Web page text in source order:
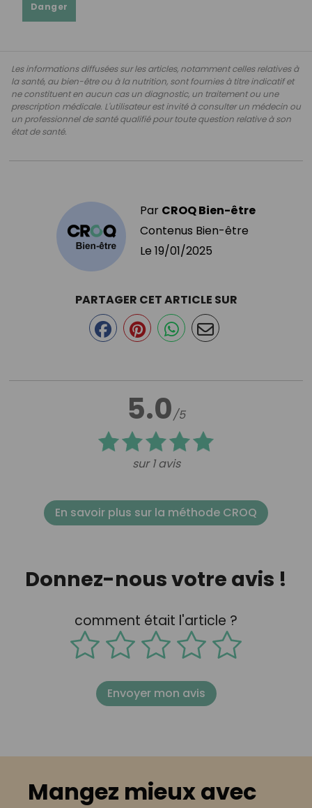
Danger
Les informations diffusées sur les articles, notamment celles relatives à
la santé, au bien-être ou à la nutrition, sont fournies à titre indicatif et
ne constituent en aucun cas un diagnostic, un traitement ou une
prescription médicale. L'utilisateur est invité à consulter un médecin ou
un professionnel de santé qualifié pour toute question relative à son
état de santé.
Par CROQ Bien-être
Contenus Bien-être
Le 19/01/2025
5.0/5
sur 1 avis
PARTAGER CET ARTICLE SUR
En savoir plus sur la méthode CROQ
Donnez-nous votre avis !
comment était l'article ?
Envoyer mon avis
Mangez mieux avec